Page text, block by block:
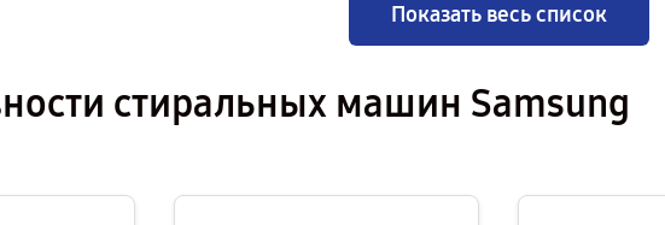
Показать весь список
стиральных машин Samsung